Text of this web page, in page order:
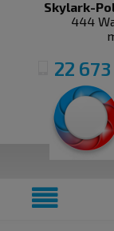
Skylark-
444
22